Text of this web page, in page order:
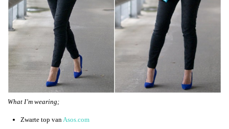
What I’m wearing;
Zwarte top vanAsos.com